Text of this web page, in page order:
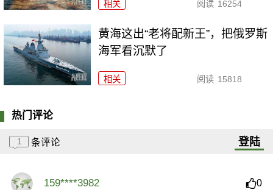
相关 阅读 16254
黄海这出“老将配新王”，把俄罗斯
海军看沉默了
相关 阅读 15818
热门评论
1 条评论 登陆
159****3982 0